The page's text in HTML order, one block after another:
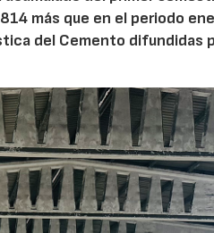
más que en el periodo
del Cemento difundidas